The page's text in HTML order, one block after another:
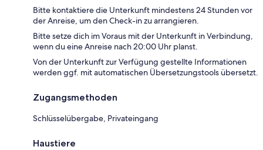
Bitte kontaktiere die Unterkunft mindestens 24 Stunden vor
der Anreise, um den Check-in zu arrangieren.
Bitte setze dich im Voraus mit der Unterkunft in Verbindung,
wenn du eine Anreise nach 20:00 Uhr planst.
Von der Unterkunft zur Verfügung gestellte Informationen
werden ggf. mit automatischen Übersetzungstools übersetzt.
Zugangsmethoden
Schlüsselübergabe, Privateingang
Haustiere